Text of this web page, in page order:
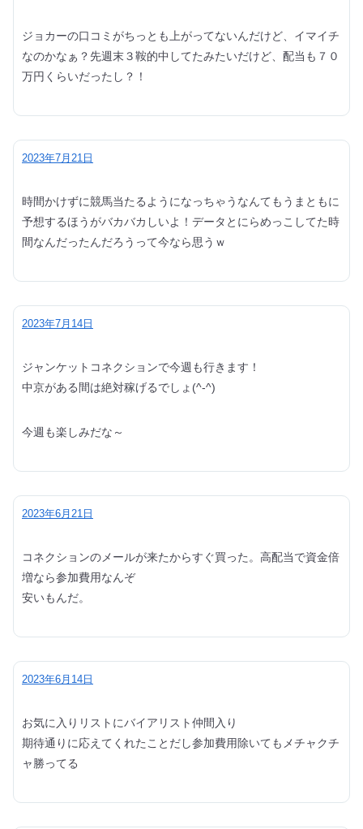
ジョカーの口コミがちっとも上がってないんだけど、イマイチ
なのかなぁ？先週末３鞍的中してたみたいだけど、配当も７０
万円くらいだったし？！
2023年7月21日
時間かけずに競馬当たるようになっちゃうなんてもうまともに
予想するほうがバカバカしいよ！データとにらめっこしてた時
間なんだったんだろうって今なら思うｗ
2023年7月14日
ジャンケットコネクションで今週も行きます！
中京がある間は絶対稼げるでしょ(^-^)
今週も楽しみだな～
2023年6月21日
コネクションのメールが来たからすぐ買った。高配当で資金倍
増なら参加費用なんぞ
安いもんだ。
2023年6月14日
お気に入りリストにバイアリスト仲間入り
期待通りに応えてくれたことだし参加費用除いてもメチャクチ
ャ勝ってる